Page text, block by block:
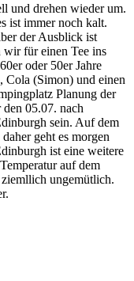
und drehen wieder um.
ist immer noch kalt.
der Ausblick ist
für einen Tee ins
oder 50er Jahre
Cola (Simon) und einen
Planung der
05.07. nach
sein. Auf dem
geht es morgen
ist eine weitere
auf dem
ungemütlich.